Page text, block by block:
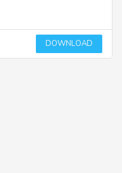
DOWNLOAD